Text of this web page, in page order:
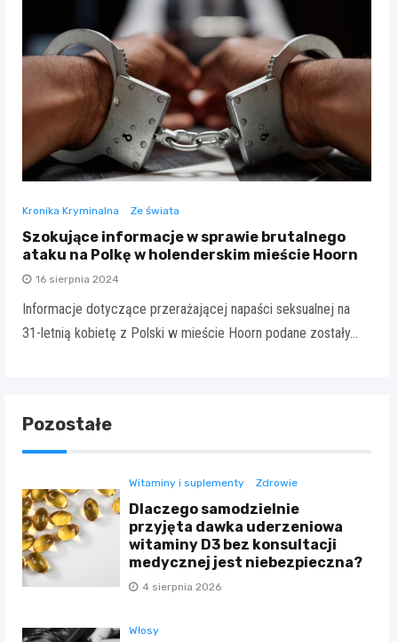
Kronika Kryminalna Ze świata
Szokujące informacje w sprawie brutalnego
ataku na Polkę w holenderskim mieście Hoorn
16 sierpnia 2024
Informacje dotyczące przerażającej napaści seksualnej na
31-letnią kobietę z Polski w mieście Hoorn podane zostały…
Pozostałe
Witaminy i suplementy Zdrowie
Dlaczego samodzielnie
przyjęta dawka uderzeniowa
witaminy D3 bez konsultacji
medycznej jest niebezpieczna?
4 sierpnia 2026
Włosy